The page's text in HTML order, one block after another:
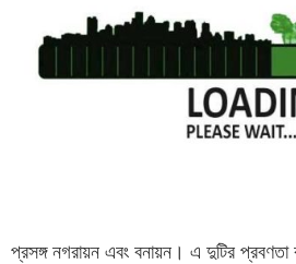
প্রসঙ্গ নগরায়ন এবং বনায়ন। এ দুটির প্রবণতা